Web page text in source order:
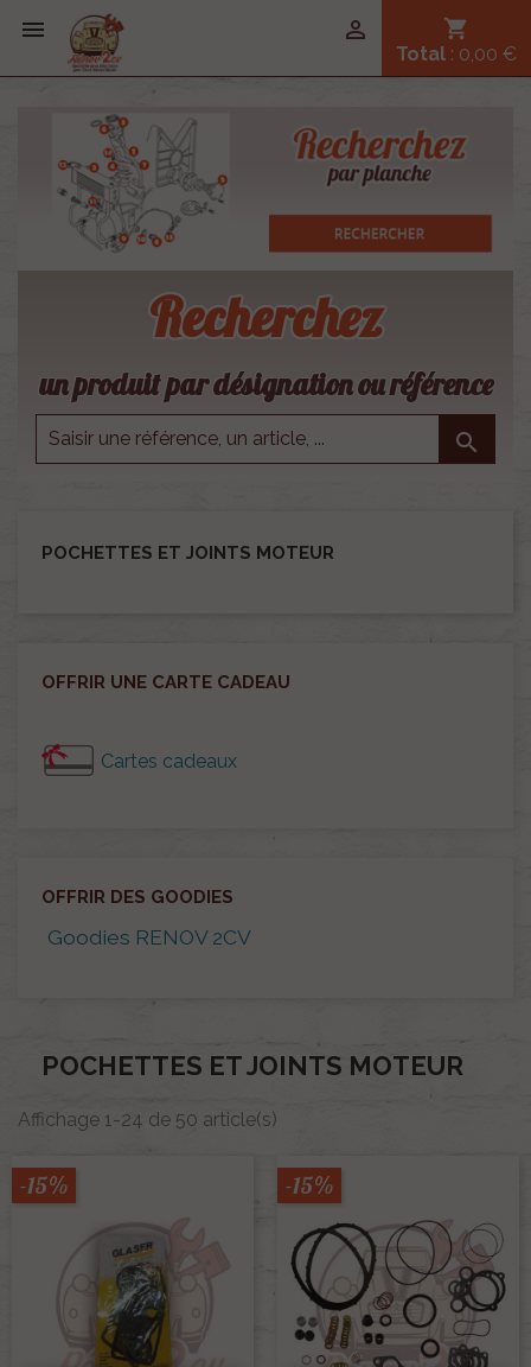
 shopping_cart
Total : 0,00 €

Recherchez
un produit par désignation ou référence

POCHETTES ET JOINTS MOTEUR
OFFRIR UNE CARTE CADEAU
Cartes cadeaux
OFFRIR DES GOODIES
Goodies RENOV 2CV
POCHETTES ET JOINTS MOTEUR
Affichage 1-24 de 50 article(s)
-15% -15%